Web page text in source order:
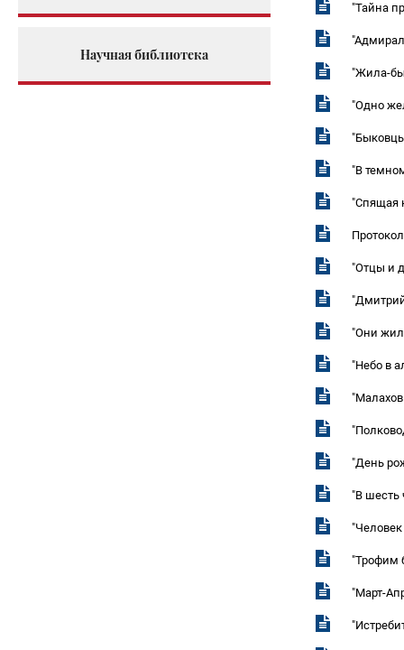
Научная библиотека
"Тайна
"Жила-
"Одно
"В
"Спящая
"Отцы и
"Они
"Небо в
"Малахов
"День
"В шесть
"Человек
"Трофим
"Март-